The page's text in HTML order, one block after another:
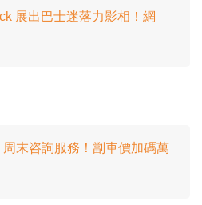
展出巴士迷落力影相！網
末咨詢服務！劏車價加碼萬